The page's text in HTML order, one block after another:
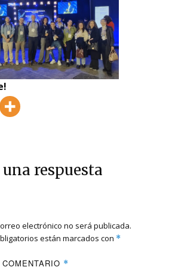
una respuesta
electrónico no será publicada.
están marcados con *
COMENTARIO *